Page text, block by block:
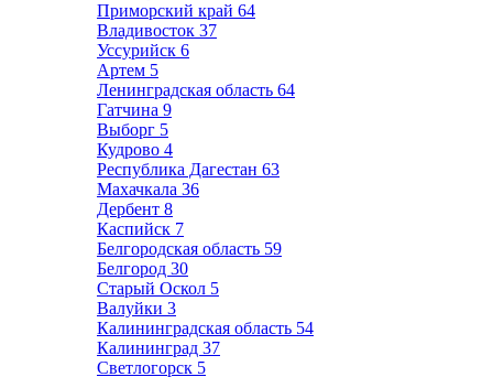
Приморский край 64
Владивосток 37
Уссурийск 6
Артем 5
Ленинградская область 64
Гатчина 9
Выборг 5
Кудрово 4
Республика Дагестан 63
Махачкала 36
Дербент 8
Каспийск 7
Белгородская область 59
Белгород 30
Старый Оскол 5
Валуйки 3
Калининградская область 54
Калининград 37
Светлогорск 5